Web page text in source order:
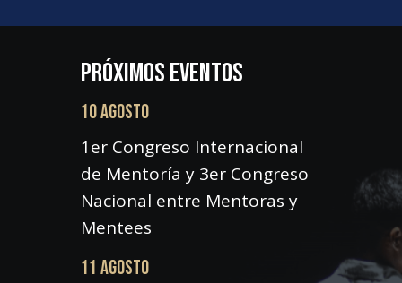
PRÓXIMOS EVENTOS
10 AGOSTO
1er Congreso Internacional
de Mentoría y 3er Congreso
Nacional entre Mentoras y
Mentees
11 AGOSTO